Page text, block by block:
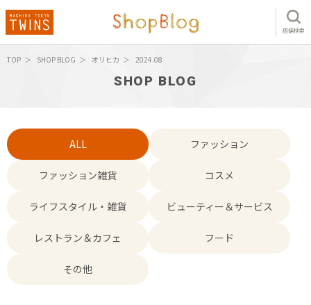
店舗検索
TOP SHOP BLOG オリヒカ 2024.08
SHOP BLOG
ALL ファッション
ファッション雑貨 コスメ
ライフスタイル・雑貨 ビューティー＆サービス
レストラン＆カフェ フード
その他